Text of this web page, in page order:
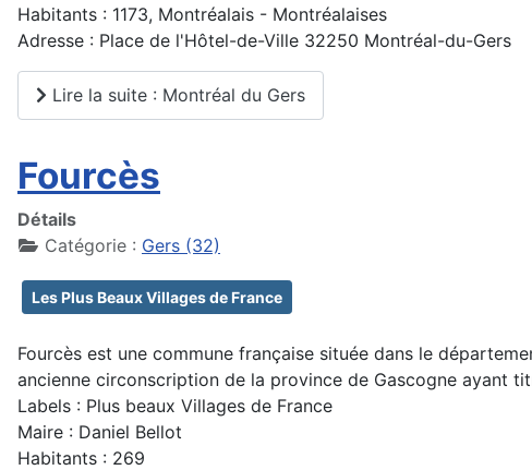
Habitants : 1173, Montréalais - Montréalaises
Adresse : Place de l'Hôtel-de-Ville 32250 Montréal-du-Gers
Lire la suite : Montréal du Gers
Fourcès
Détails
Catégorie : Gers (32)
Les Plus Beaux Villages de France
Fourcès est une commune française située dans le
ancienne circonscription de la province de Gascogne ayant
Labels : Plus beaux Villages de France
Maire : Daniel Bellot
Habitants : 269